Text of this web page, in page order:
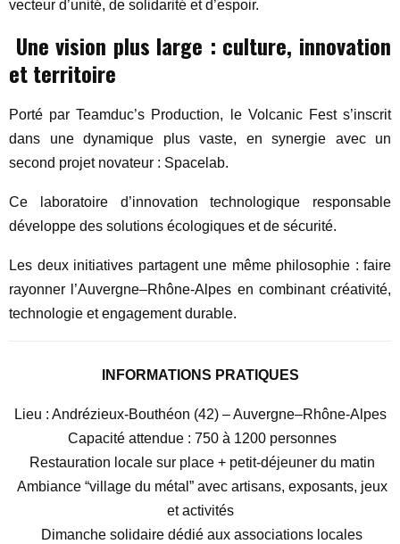
vecteur d’unité, de solidarité et d’espoir.
Une vision plus large : culture, innovation
et territoire
Porté par Teamduc’s Production, le Volcanic Fest s’inscrit
dans une dynamique plus vaste, en synergie avec un
second projet novateur : Spacelab.
Ce laboratoire d’innovation technologique responsable
développe des solutions écologiques et de sécurité.
Les deux initiatives partagent une même philosophie : faire
rayonner l’Auvergne–Rhône-Alpes en combinant créativité,
technologie et engagement durable.
INFORMATIONS PRATIQUES
Lieu : Andrézieux-Bouthéon (42) – Auvergne–Rhône-Alpes
Capacité attendue : 750 à 1200 personnes
Restauration locale sur place + petit-déjeuner du matin
Ambiance “village du métal” avec artisans, exposants, jeux
et activités
Dimanche solidaire dédié aux associations locales